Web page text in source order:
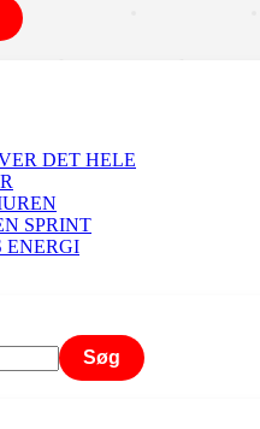
DET HELE
SPRINT
ENERGI
Søg